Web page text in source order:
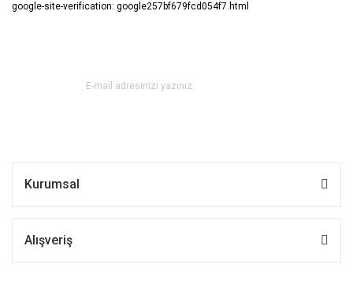
google-site-verification: google257bf679fcd054f7.html
Kurumsal
Alışveriş